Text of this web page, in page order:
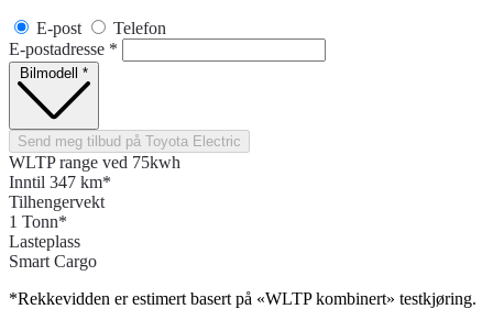
E-post
Telefon
E-postadresse *
Bilmodell *
Send meg tilbud på Toyota Electric
WLTP range ved 75kwh
Inntil 347 km*
Tilhengervekt
1 Tonn*
Lasteplass
Smart Cargo
*Rekkevidden er estimert basert på «WLTP kombinert» testkjøring.